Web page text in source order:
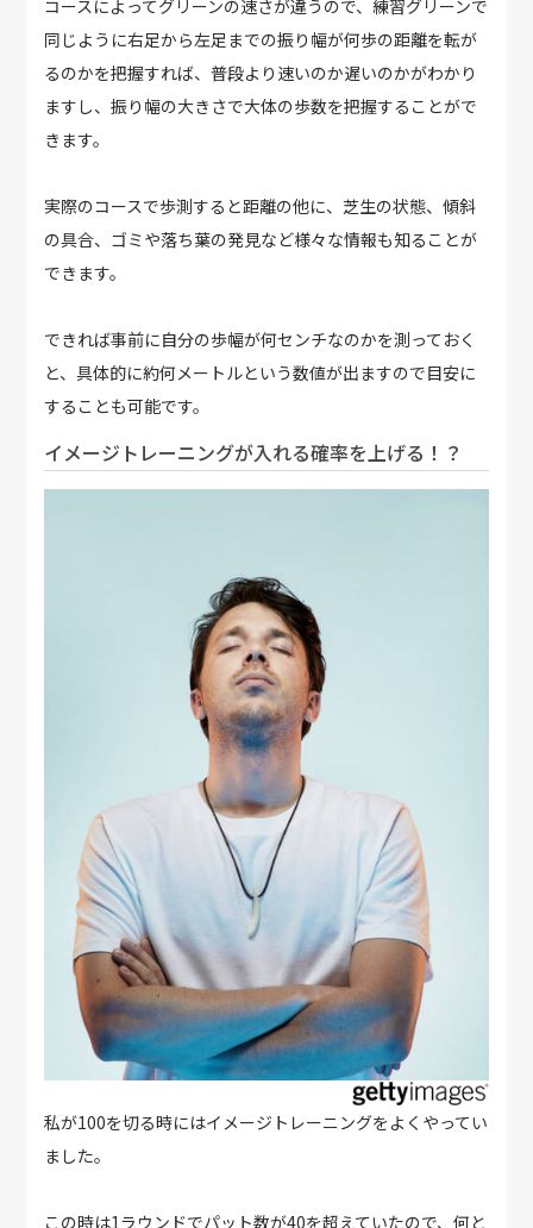
コースによってグリーンの速さが違うので、練習グリーンで
同じように右足から左足までの振り幅が何歩の距離を転が
るのかを把握すれば、普段より速いのか遅いのかがわかり
ますし、振り幅の大きさで大体の歩数を把握することがで
きます。
実際のコースで歩測すると距離の他に、芝生の状態、傾斜
の具合、ゴミや落ち葉の発見など様々な情報も知ることが
できます。
できれば事前に自分の歩幅が何センチなのかを測っておく
と、具体的に約何メートルという数値が出ますので目安に
することも可能です。
イメージトレーニングが入れる確率を上げる！？
私が100を切る時にはイメージトレーニングをよくやってい
ました。
この時は1ラウンドでパット数が40を超えていたので、何と